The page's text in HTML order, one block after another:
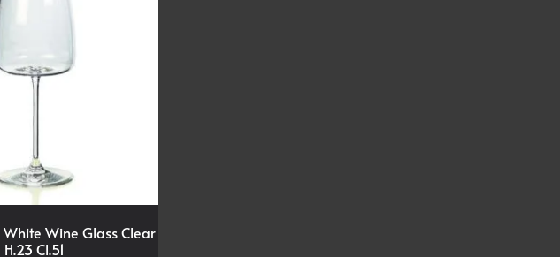
White Wine Glass Clear
H.23 Cl.51